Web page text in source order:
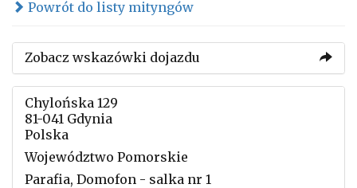
Powrót do listy mityngów
Zobacz wskazówki dojazdu
Chylońska 129
81-041 Gdynia
Polska
Województwo Pomorskie
Parafia, Domofon - salka nr 1